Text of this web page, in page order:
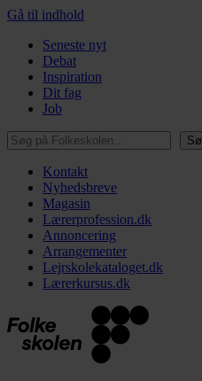
Gå til indhold
Seneste nyt
Debat
Inspiration
Dit fag
Job
Søg på Folkeskolen…
Kontakt
Nyhedsbreve
Magasin
Lærerprofession.dk
Annoncering
Arrangementer
Lejrskolekataloget.dk
Lærerkursus.dk